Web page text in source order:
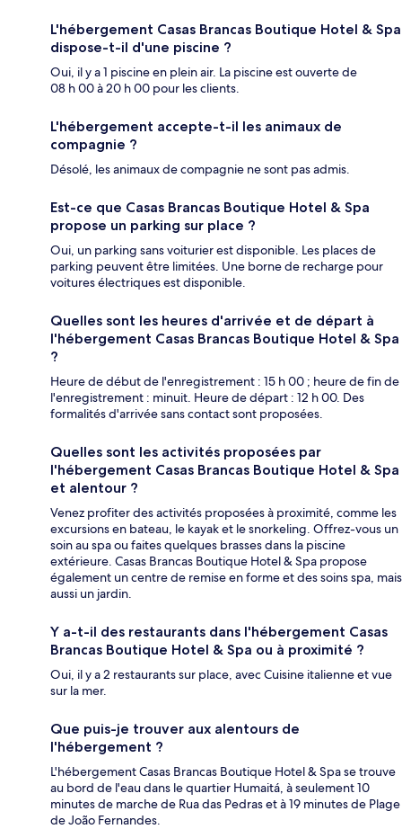
L'hébergement Casas Brancas Boutique Hotel & Spa
dispose-t-il d'une piscine ?
Oui, il y a 1 piscine en plein air. La piscine est ouverte de
08 h 00 à 20 h 00 pour les clients.
L'hébergement accepte-t-il les animaux de
compagnie ?
Désolé, les animaux de compagnie ne sont pas admis.
Est-ce que Casas Brancas Boutique Hotel & Spa
propose un parking sur place ?
Oui, un parking sans voiturier est disponible. Les places de
parking peuvent être limitées. Une borne de recharge pour
voitures électriques est disponible.
Quelles sont les heures d'arrivée et de départ à
l'hébergement Casas Brancas Boutique Hotel & Spa
?
Heure de début de l'enregistrement : 15 h 00 ; heure de fin de
l'enregistrement : minuit. Heure de départ : 12 h 00. Des
formalités d'arrivée sans contact sont proposées.
Quelles sont les activités proposées par
l'hébergement Casas Brancas Boutique Hotel & Spa
et alentour ?
Venez profiter des activités proposées à proximité, comme les
excursions en bateau, le kayak et le snorkeling. Offrez-vous un
soin au spa ou faites quelques brasses dans la piscine
extérieure. Casas Brancas Boutique Hotel & Spa propose
également un centre de remise en forme et des soins spa, mais
aussi un jardin.
Y a-t-il des restaurants dans l'hébergement Casas
Brancas Boutique Hotel & Spa ou à proximité ?
Oui, il y a 2 restaurants sur place, avec Cuisine italienne et vue
sur la mer.
Que puis-je trouver aux alentours de
l'hébergement ?
L'hébergement Casas Brancas Boutique Hotel & Spa se trouve
au bord de l'eau dans le quartier Humaitá, à seulement 10
minutes de marche de Rua das Pedras et à 19 minutes de Plage
de João Fernandes.